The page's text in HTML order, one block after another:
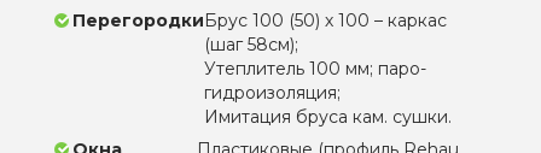
ПерегородкиБрус 100 (50) х 100 – каркас
(шаг 58см);
Утеплитель 100 мм; паро-
гидроизоляция;
Имитация бруса кам. сушки.